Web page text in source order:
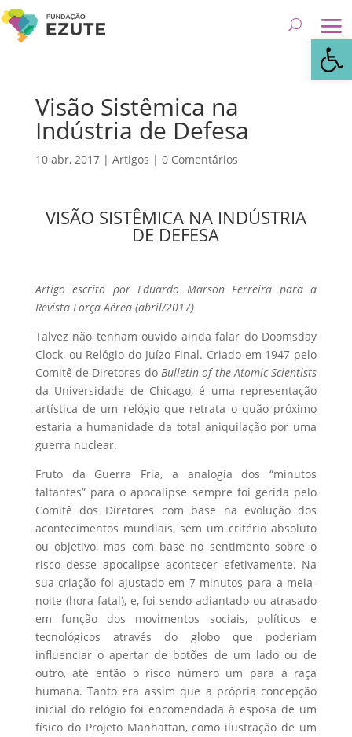
Visão Sistêmica na
Indústria de Defesa
10 abr, 2017| Artigos | 0 Comentários
VISÃO SISTÊMICA NA INDÚSTRIA
DE DEFESA
Artigo escrito por Eduardo Marson Ferreira para a
Revista Força Aérea (abril/2017)
Talvez não tenham ouvido ainda falar do Doomsday
Clock, ou Relógio do Juízo Final. Criado em 1947 pelo
Comitê de Diretores do Bulletin of the Atomic Scientists
da Universidade de Chicago, é uma representação
artística de um relógio que retrata o quão próximo
estaria a humanidade da total aniquilação por uma
guerra nuclear.
Fruto da Guerra Fria, a analogia dos “minutos
faltantes” para o apocalipse sempre foi gerida pelo
Comitê dos Diretores com base na evolução dos
acontecimentos mundiais, sem um critério absoluto
ou objetivo, mas com base no sentimento sobre o
risco desse apocalipse acontecer efetivamente. Na
sua criação foi ajustado em 7 minutos para a meia-
noite (hora fatal), e, foi sendo adiantado ou atrasado
em função dos movimentos sociais, políticos e
tecnológicos através do globo que poderiam
influenciar o apertar de botões de um lado ou de
outro, até então o risco número um para a raça
humana. Tanto era assim que a própria concepção
inicial do relógio foi encomendada à esposa de um
físico do Projeto Manhattan, como ilustração de um
Abrir